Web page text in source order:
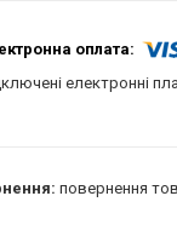
електронні
повернення